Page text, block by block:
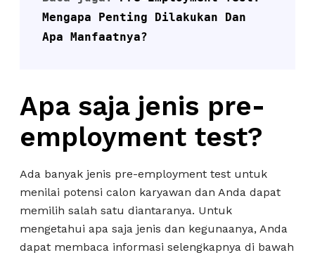
Mengapa Penting Dilakukan Dan
Apa Manfaatnya?
Apa saja jenis pre-
employment test?
Ada banyak jenis pre-employment test untuk
menilai potensi calon karyawan dan Anda dapat
memilih salah satu diantaranya. Untuk
mengetahui apa saja jenis dan kegunaanya, Anda
dapat membaca informasi selengkapnya di bawah